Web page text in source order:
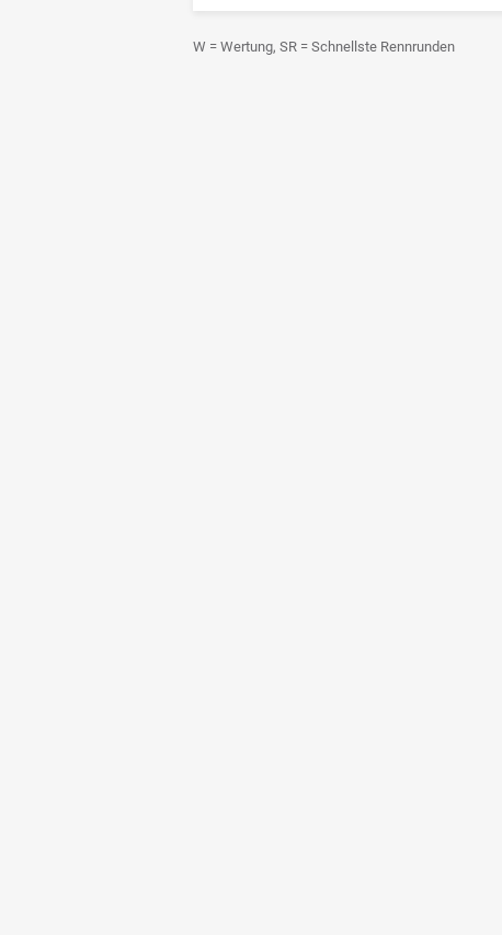
W = Wertung, SR = Schnellste Rennrunden